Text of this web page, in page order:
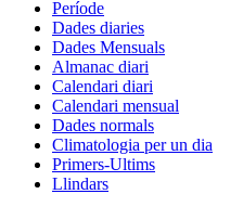
Període
Dades diaries
Dades Mensuals
Almanac diari
Calendari diari
Calendari mensual
Dades normals
Climatologia per un dia
Primers-Ultims
Llindars